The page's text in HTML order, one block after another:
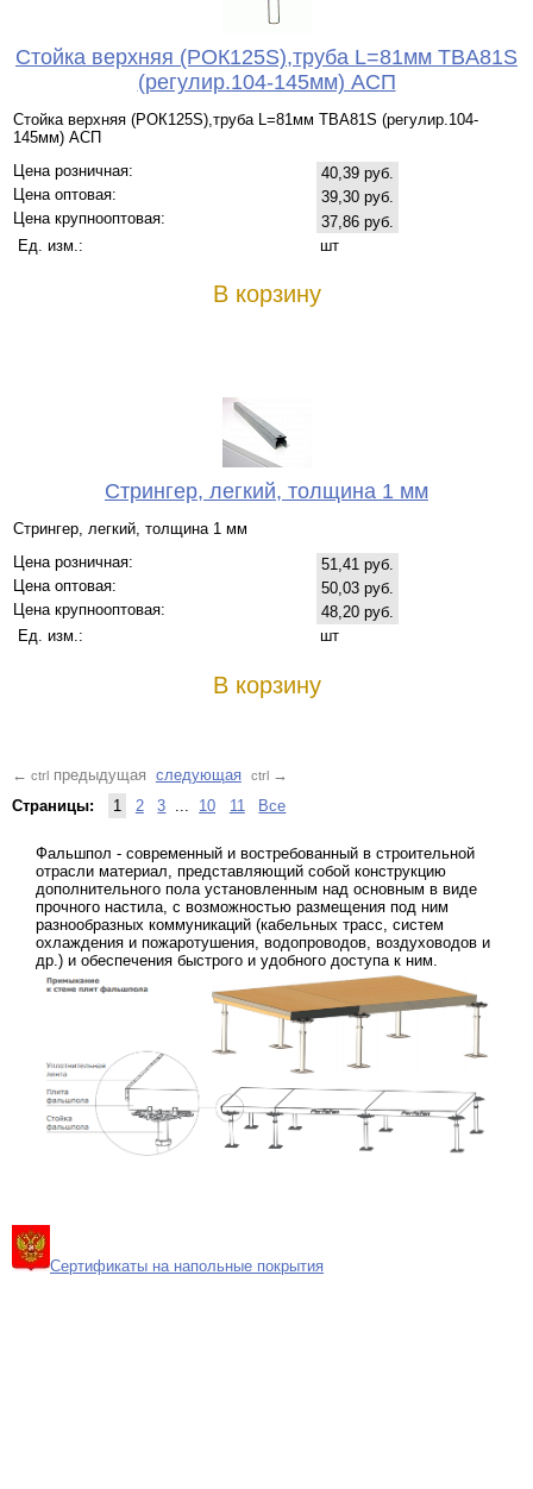
Стойка верхняя (РОК125S),труба L=81мм TBA81S
(регулир.104-145мм) АСП
Стойка верхняя (РОК125S),труба L=81мм TBA81S (регулир.104-
145мм) АСП
Цена розничная:
40,39 руб.
Цена оптовая:
39,30 руб.
Цена крупнооптовая:
37,86 руб.
Ед. изм.:
шт
В корзину
Стрингер, легкий, толщина 1 мм
Стрингер, легкий, толщина 1 мм
Цена розничная:
51,41 руб.
Цена оптовая:
50,03 руб.
Цена крупнооптовая:
48,20 руб.
Ед. изм.:
шт
В корзину
← ctrl предыдущая следующая ctrl →
Страницы: 1 2 3 ... 10 11 Все
Фальшпол - современный и востребованный в строительной
отрасли материал, представляющий собой конструкцию
дополнительного пола установленным над основным в виде
прочного настила, с возможностью размещения под ним
разнообразных коммуникаций (кабельных трасс, систем
охлаждения и пожаротушения, водопроводов, воздуховодов и
др.) и обеспечения быстрого и удобного доступа к ним.
Сертификаты на напольные покрытия